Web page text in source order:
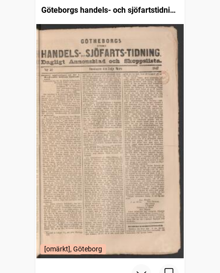
Göteborgs handels- och sjöfartstidning
(1832)
[omärkt], Göteborg